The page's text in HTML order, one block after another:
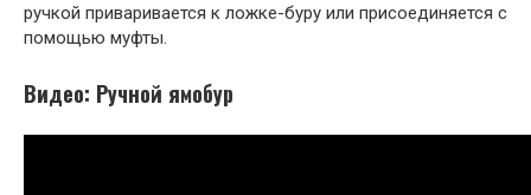
ручкой приваривается к ложке-буру или присоединяется с
помощью муфты.
Видео: Ручной ямобур